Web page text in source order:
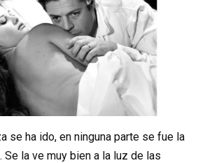
se ha ido, en ninguna parte se fue la
Se la ve muy bien a la luz de las